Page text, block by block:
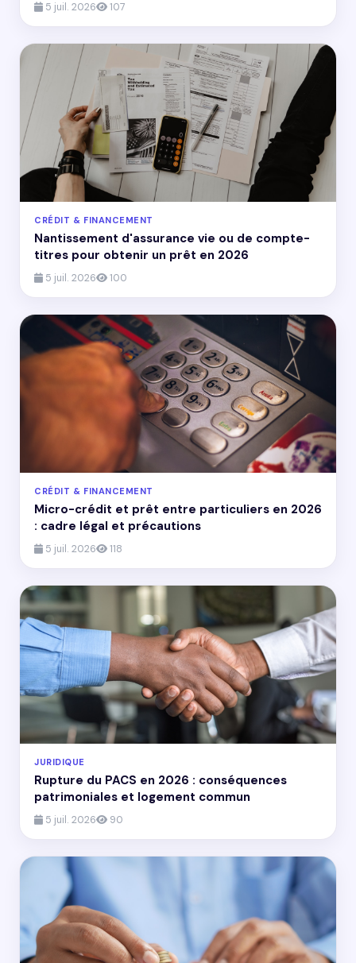
5 juil. 2026 107
CRÉDIT & FINANCEMENT
Nantissement d'assurance vie ou de compte-
titres pour obtenir un prêt en 2026
5 juil. 2026 100
CRÉDIT & FINANCEMENT
Micro-crédit et prêt entre particuliers en 2026
: cadre légal et précautions
5 juil. 2026 118
JURIDIQUE
Rupture du PACS en 2026 : conséquences
patrimoniales et logement commun
5 juil. 2026 90